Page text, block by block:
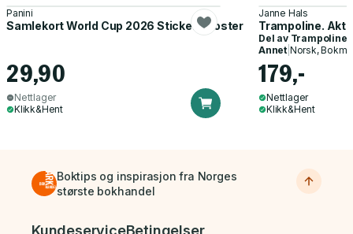
Panini
Samlekort World Cup 2026 Sticker Booster
29,90
Nettlager
Klikk&Hent
Janne Hals
Trampoline.
Del av Trampoline
Annet| Norsk,
179,-
Nettlager
Klikk&Hent
Boktips og inspirasjon fra Norges
største bokhandel
Bunnmeny
KundeserviceBetingelser